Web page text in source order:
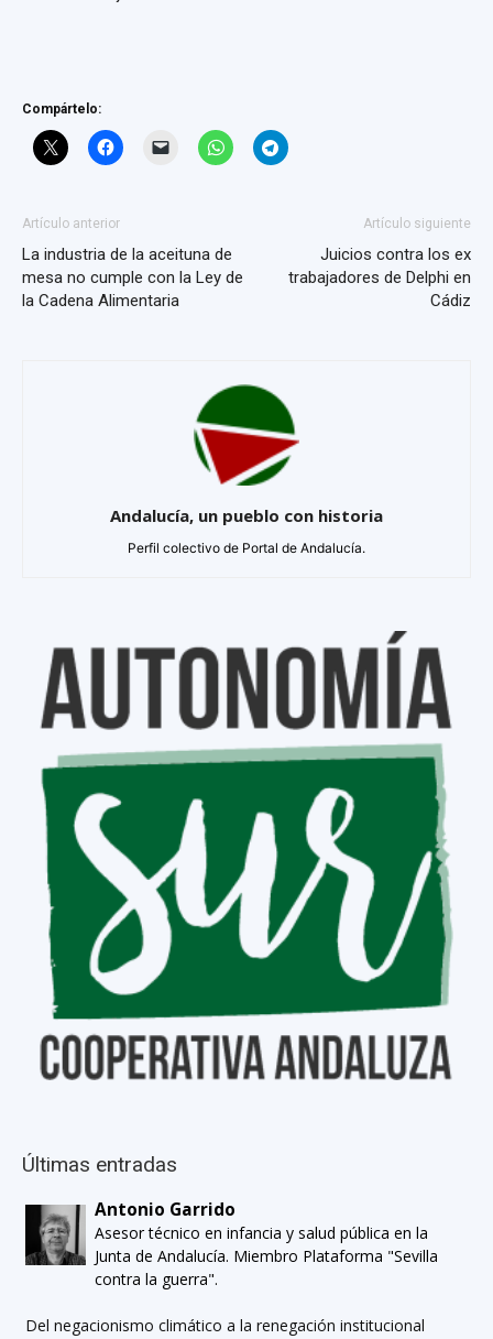
Compártelo:
Artículo anterior
La industria de la aceituna de
mesa no cumple con la Ley de
la Cadena Alimentaria
Artículo siguiente
Juicios contra los ex
trabajadores de Delphi en
Cádiz
Andalucía, un pueblo con historia
Perfil colectivo de Portal de Andalucía.
Últimas entradas
Antonio Garrido
Asesor técnico en infancia y salud pública en la
Junta de Andalucía. Miembro Plataforma "Sevilla
contra la guerra".
Del negacionismo climático a la renegación institucional